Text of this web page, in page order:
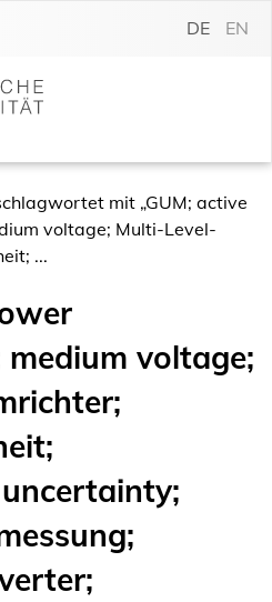
DE EN
mit „GUM; active
voltage; Multi-Level-
...
voltage;